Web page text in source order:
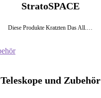
StratoSPACE
Diese Produkte Kratzten Das All.…
Teleskope und Zubehör